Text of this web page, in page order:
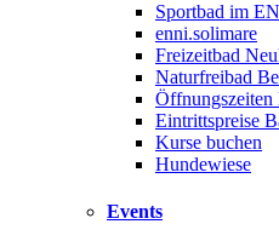
Sportbad im
enni.solimare
Freizeitbad
Naturfreibad
Öffnungszeiten
Eintrittspreise
Kurse buchen
Hundewiese
Events